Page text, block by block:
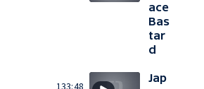
ace
Bas
tar
d
133:48
Jap